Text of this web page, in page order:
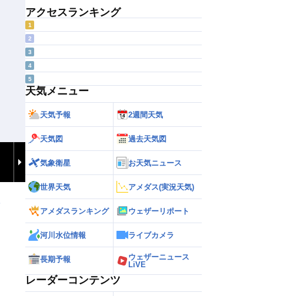
アクセスランキング
1
2
3
4
5
天気メニュー
天気予報 2週間天気
天気図 過去天気図
気象衛星 お天気ニュース
世界天気 アメダス(実況天気)
アメダスランキング ウェザーリポート
河川水位情報 ライブカメラ
長期予報
ウェザーニュース
LiVE
レーダーコンテンツ